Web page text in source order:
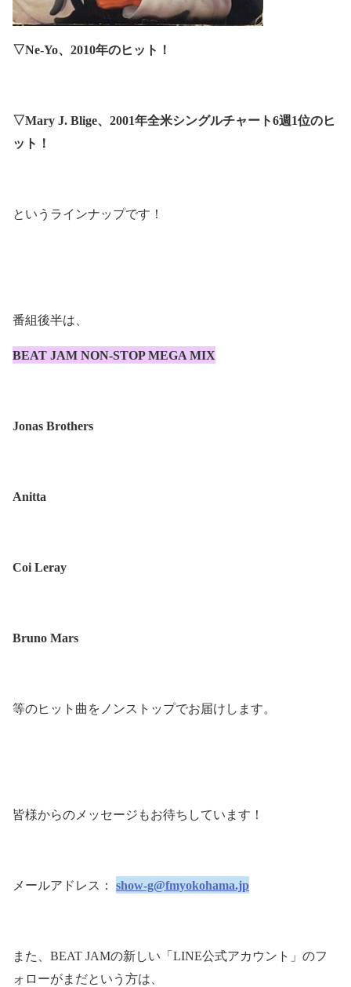
▽Ne-Yo、 2010年のヒット！
▽Mary J. Blige、 2001年全米シングルチャート6週1位のヒ
ット！
というラインナップです！
番組後半は、
BEAT JAM NON-STOP MEGA MIX
Jonas Brothers
Anitta
Coi Leray
Bruno Mars
等のヒット曲をノンストップでお届けします。
皆様からのメッセージもお待ちしています！
メールアドレス： show-g@fmyokohama.jp
また、 BEAT JAMの新しい「 LINE公式アカウント」のフ
ォローがまだという方は、